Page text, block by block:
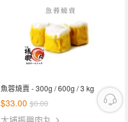
魚蓉燒賣 - 300g / 600g / 3 kg
$33.00 $0.00
大埔振興肉丸